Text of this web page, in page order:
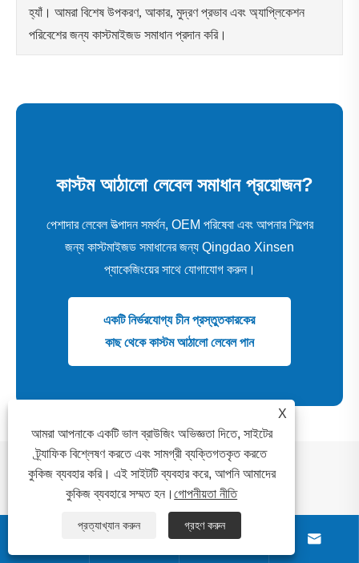
হ্যাঁ। আমরা বিশেষ উপকরণ, আকার, মুদ্রণ প্রভাব এবং অ্যাপ্লিকেশন
পরিবেশের জন্য কাস্টমাইজড সমাধান প্রদান করি।
কাস্টম আঠালো লেবেল সমাধান প্রয়োজন?
পেশাদার লেবেল উত্পাদন সমর্থন, OEM পরিষেবা এবং আপনার শিল্পের
জন্য কাস্টমাইজড সমাধানের জন্য Qingdao Xinsen
প্যাকেজিংয়ের সাথে যোগাযোগ করুন।
একটি নির্ভরযোগ্য চীন প্রস্তুতকারকের
কাছ থেকে কাস্টম আঠালো লেবেল পান
সংবাদ সুপারিশ
 
X
আমরা আপনাকে একটি ভাল ব্রাউজিং অভিজ্ঞতা দিতে, সাইটের
ট্র্যাফিক বিশ্লেষণ করতে এবং সামগ্রী ব্যক্তিগতকৃত করতে
কুকিজ ব্যবহার করি। এই সাইটটি ব্যবহার করে, আপনি আমাদের
কুকিজ ব্যবহারে সম্মত হন।গোপনীয়তা নীতি
প্রত্যাখ্যান করুন গ্রহণ করুন